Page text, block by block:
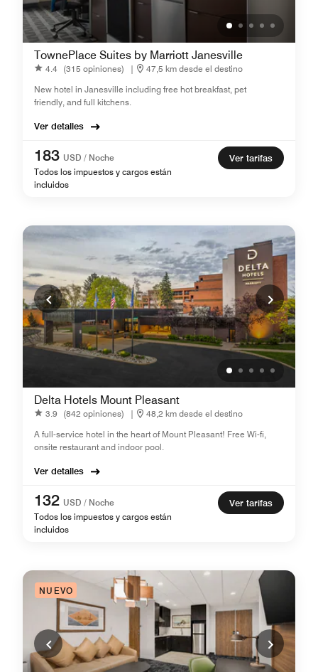
TownePlace Suites by Marriott Janesville
4.4 (315 opiniones) |
47,5 km desde el destino
New hotel in Janesville including free hot breakfast, pet
friendly, and full kitchens.
Ver detalles
183 USD / Noche
Todos los impuestos y cargos están
incluidos
Ver tarifas
Delta Hotels Mount Pleasant
3.9 (842 opiniones) |
48,2 km desde el destino
A full-service hotel in the heart of Mount Pleasant! Free Wi-fi,
onsite restaurant and indoor pool.
Ver detalles
132 USD / Noche
Todos los impuestos y cargos están
incluidos
Ver tarifas
NUEVO